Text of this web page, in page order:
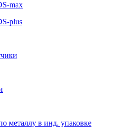
max
plus
металлу в инд. упаковке